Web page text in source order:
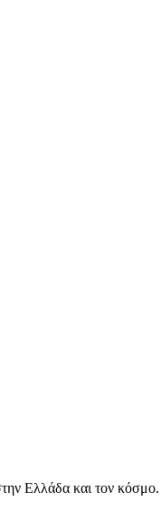
Ελλάδα και τον κόσμο.